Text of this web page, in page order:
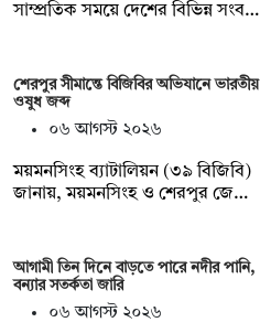
সাম্প্রতিক সময়ে দেশের বিভিন্ন সংব…
শেরপুর সীমান্তে বিজিবির অভিযানে ভারতীয়
ওষুধ জব্দ
০৬ আগস্ট ২০২৬
ময়মনসিংহ ব্যাটালিয়ন (৩৯ বিজিবি)
জানায়, ময়মনসিংহ ও শেরপুর জে…
আগামী তিন দিনে বাড়তে পারে নদীর পানি,
বন্যার সতর্কতা জারি
০৬ আগস্ট ২০২৬